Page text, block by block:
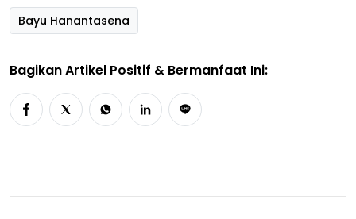
Bayu Hanantasena
Bagikan Artikel Positif & Bermanfaat Ini: